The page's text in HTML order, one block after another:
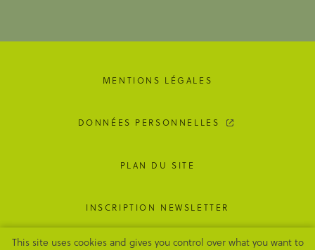
MENTIONS LÉGALES
DONNÉES PERSONNELLES
PLAN DU SITE
INSCRIPTION NEWSLETTER
This site uses cookies and gives you control over what you want to